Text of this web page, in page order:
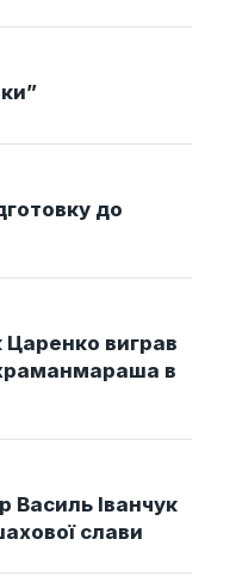
до
Царенко виграв
в
Василь Іванчук
слави